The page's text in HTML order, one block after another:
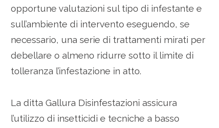
opportune valutazioni sul tipo di infestante e
sull’ambiente di intervento eseguendo, se
necessario, una serie di trattamenti mirati per
debellare o almeno ridurre sotto il limite di
tolleranza l’infestazione in atto.
La ditta Gallura Disinfestazioni assicura
l’utilizzo di insetticidi e tecniche a basso